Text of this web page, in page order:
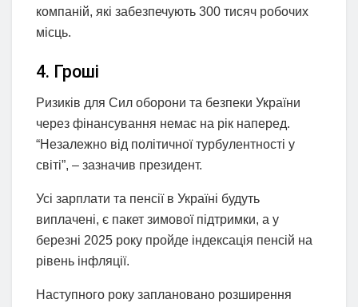
компаній, які забезпечують 300 тисяч робочих
місць.
4. Гроші
Ризиків для Сил оборони та безпеки України
через фінансування немає на рік наперед.
“Незалежно від політичної турбулентності у
світі”, – зазначив президент.
Усі зарплати та пенсії в Україні будуть
виплачені, є пакет зимової підтримки, а у
березні 2025 року пройде індексація пенсій на
рівень інфляції.
Наступного року заплановано розширення